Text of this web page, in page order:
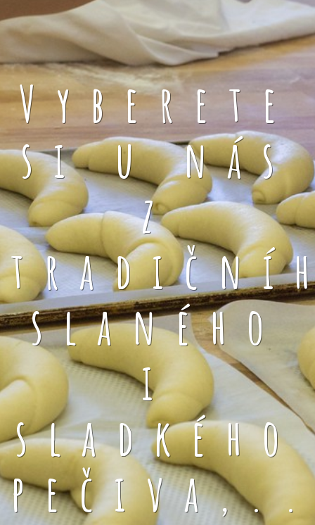
Vyberete
si u nás
z
slaného
i
sladkého